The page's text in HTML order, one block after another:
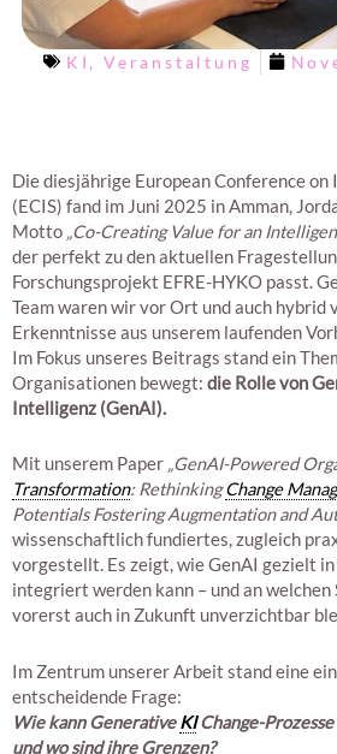
KI ,Veranstaltung
Die diesjährige European Conference
(ECIS) fand im Juni 2025 in Amman,
Motto „Co-Creating Value for an
der perfekt zu den aktuellen
Forschungsprojekt EFRE-HYKO passt.
Team waren wir vor Ort und auch
Erkenntnisse aus unserem laufenden
Im Fokus unseres Beitrags stand ein
Organisationen bewegt: die Rolle von
Intelligenz (GenAI).
Mit unserem Paper „GenAI-Powered
Transformation: RethinkingChange
Potentials Fostering Augmentation and
wissenschaftlich fundiertes, zugleich
vorgestellt. Es zeigt, wie GenAI gezielt
integriert werden kann – und an
vorerst auch in Zukunft unverzichtbar
Im Zentrum unserer Arbeit stand eine
entscheidende Frage:
Wie kann GenerativeKIChange-
und wo sind ihre Grenzen?